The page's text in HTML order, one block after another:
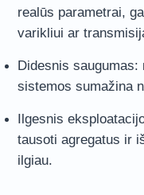
realūs parametrai,
varikliui ar
Didesnis
sistemos sumažina
Ilgesnis
tausoti agregatus ir
ilgiau.